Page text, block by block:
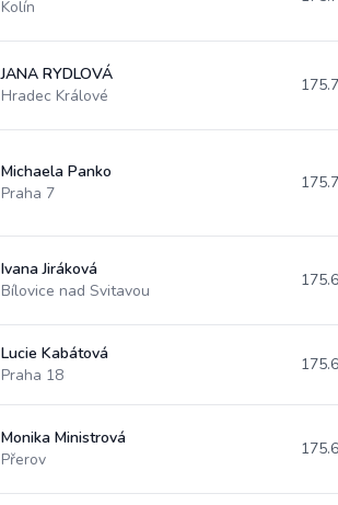
Kolín
JANA RYDLOVÁ
Hradec Králové
Michaela Panko
Praha 7
Ivana Jiráková
Bílovice nad Svitavou
Lucie Kabátová
Praha 18
Monika Ministrová
Přerov